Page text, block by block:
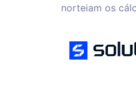
norteiam os